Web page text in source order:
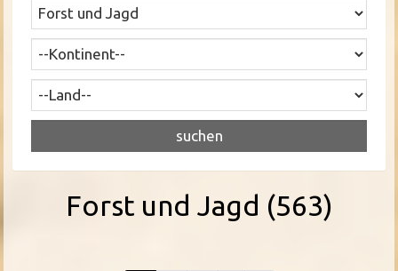
Forst und Jagd (563)